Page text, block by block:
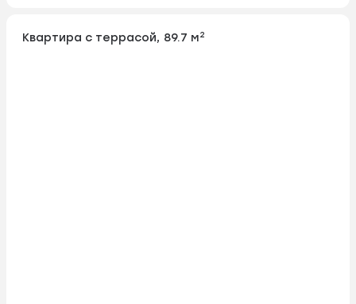
Квартира с террасой, 89.7 м2